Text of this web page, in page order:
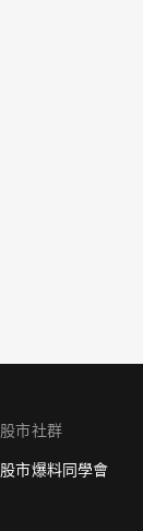
股市社群
股市爆料同學會